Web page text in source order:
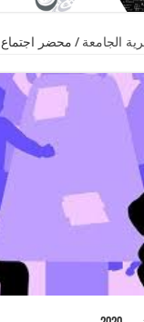
الجامعة / محضر اجتماع 07 أكتوبر 2020